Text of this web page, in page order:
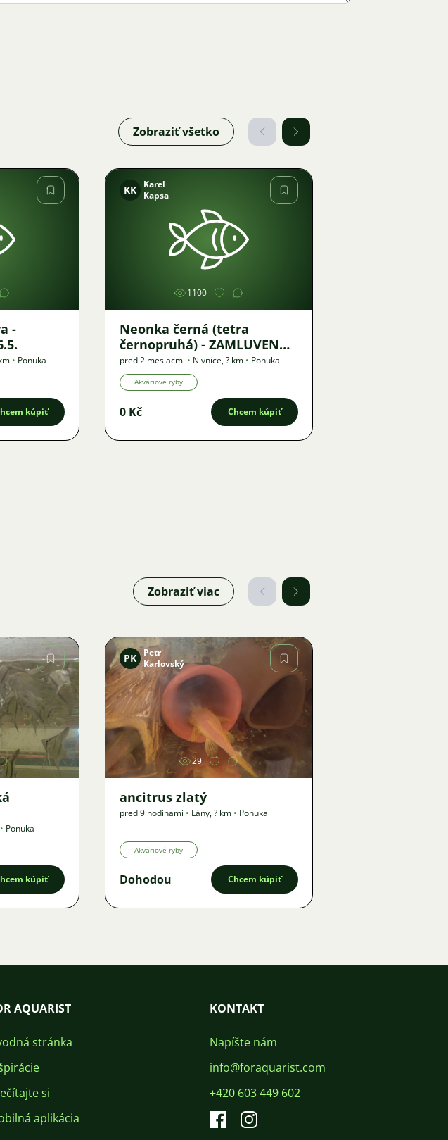
Zobraziť všetko
-
• Ponuka
kúpiť
Obrázok
KK
Karel
Kapsa
1100
Neonka černá (tetra
černopruhá) - ZAMLUVENO
DO 26.5.
pred 2 mesiacmi • Nivnice,? km • Ponuka
Akváriové ryby
0 Kč Chcem kúpiť
Zobraziť viac
• Ponuka
kúpiť
Obrázok
PK
Petr
Karlovský
29
ancitrus zlatý
pred 9 hodinami • Lány,? km • Ponuka
Akváriové ryby
Dohodou Chcem kúpiť
AQUARIST
stránka
si
aplikácia
KONTAKT
Napíšte nám
info@foraquarist.com
+420 603 449 602